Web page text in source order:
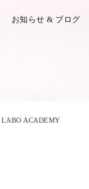
お知らせ & ブログ
LABO ACADEMY